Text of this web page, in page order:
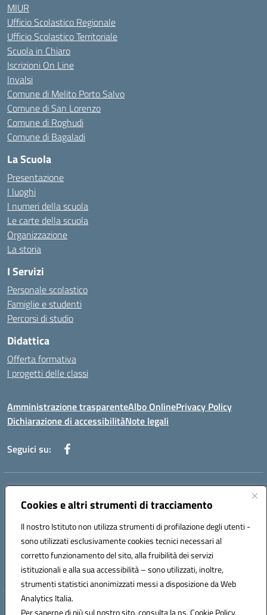
Cookies e altri strumenti di tracciamento
Il nostro Istituto non utilizza strumenti di profilazione degli utenti -
sono utilizzati esclusivamente cookies tecnici necessari al
corretto funzionamento del sito, alla fruibilità dei servizi
istituzionali e alla sua accessibilità – sono utilizzati, inoltre,
strumenti statistici anonimizzati messi a disposizione da Web
Analytics Italia.
Per saperne di più sul nostro sito, consulta la ns. Cookie Policy.
MIUR
Ufficio Scolastico Regionale
Ufficio Scolastico Territoriale
Scuola in Chiaro
Iscrizioni On Line
Invalsi
Comune di Melito Porto Salvo
Comune di San Lorenzo
Comune di Roghudi
Comune di Bagaladi
La Scuola
Presentazione
I luoghi
I numeri della scuola
Le carte della scuola
Organizzazione
La storia
I Servizi
Personale scolastico
Famiglie e studenti
Percorsi di studio
Didattica
Offerta formativa
I progetti delle classi
Amministrazione trasparenteAlbo OnlinePrivacy Policy
Dichiarazione di accessibilitàNote legali
Seguici su:
Indirizzo:
Centralino:+39 0965 78 12 60 Email:rcic841003@istruzione.it
Codice fiscale: 92034530805
Codice meccanografico:
rcic841003
Codice Indice delle Pubbliche Amministrazioni (IPA): istsc_rcic841003
Hosting & Powered by 3D Solution S.r.l.